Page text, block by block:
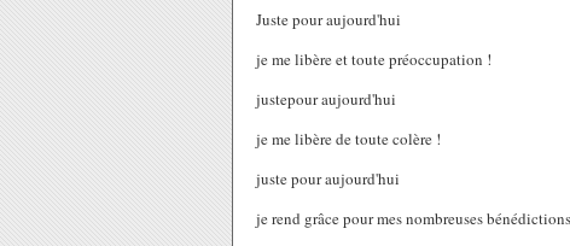
Juste pour aujourd'hui
je me libère et toute préoccupation !
justepour aujourd'hui
je me libère de toute colère !
juste pour aujourd'hui
je rend grâce pour mes nombreuses